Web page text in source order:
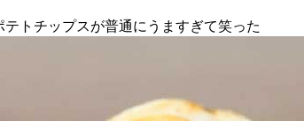
トチップスが普通にうますぎて笑った